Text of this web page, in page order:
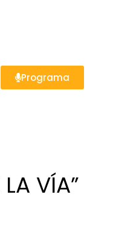
Programa
VÍA”